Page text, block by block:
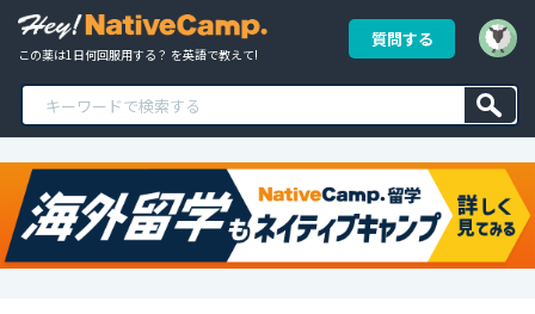
この薬は1日何回服用する？ を英語で教えて!
質問する